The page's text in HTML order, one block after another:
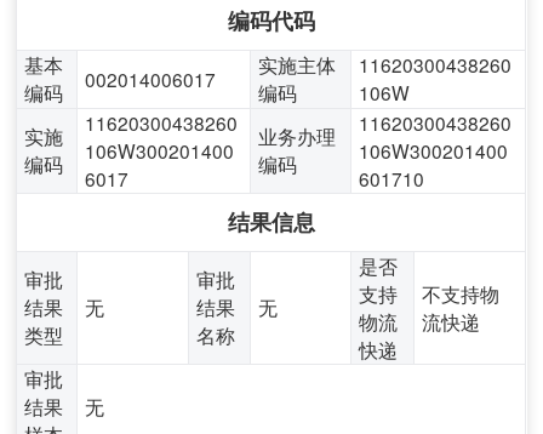
编码代码
基本
编码
002014006017
实施主体
编码
11620300438260
106W
实施
编码
11620300438260
106W300201400
6017
业务办理
编码
11620300438260
106W300201400
601710
结果信息
审批
结果
类型
无
审批
结果
名称
无
是否
支持
物流
快递
不支持物
流快递
审批
结果
无